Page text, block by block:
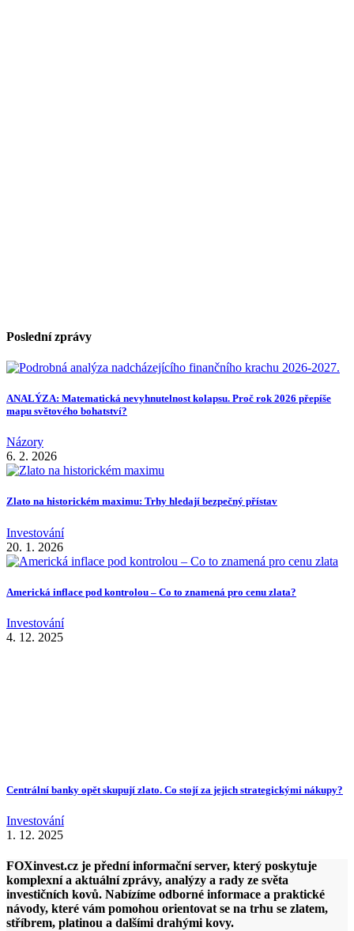
Poslední zprávy
ANALÝZA: Matematická nevyhnutelnost kolapsu. Proč rok 2026 přepíše
mapu světového bohatství?
Názory
6. 2. 2026
Zlato na historickém maximu: Trhy hledají bezpečný přístav
Investování
20. 1. 2026
Americká inflace pod kontrolou – Co to znamená pro cenu zlata?
Investování
4. 12. 2025
Centrální banky opět skupují zlato. Co stojí za jejich strategickými nákupy?
Investování
1. 12. 2025
FOXinvest.cz je přední informační server, který poskytuje
komplexní a aktuální zprávy, analýzy a rady ze světa
investičních kovů. Nabízíme odborné informace a praktické
návody, které vám pomohou orientovat se na trhu se zlatem,
stříbrem, platinou a dalšími drahými kovy.